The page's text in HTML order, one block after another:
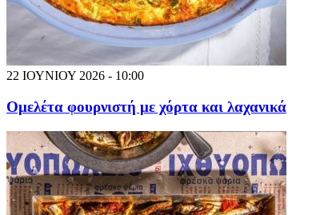
22 ΙΟΥΝΙΟΥ 2026 - 10:00
Ομελέτα φουρνιστή με χόρτα και λαχανικά